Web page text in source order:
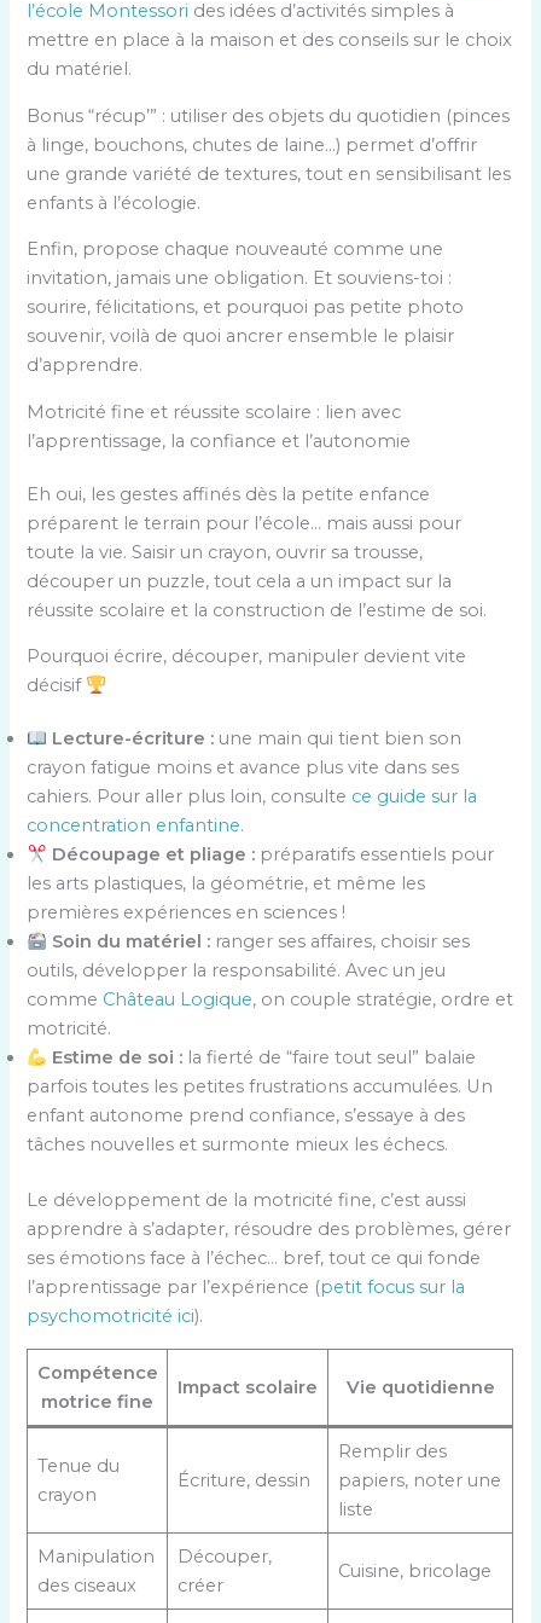
l’école Montessori des idées d’activités simples à
mettre en place à la maison et des conseils sur le choix
du matériel.
Bonus “récup’” : utiliser des objets du quotidien (pinces
à linge, bouchons, chutes de laine…) permet d’offrir
une grande variété de textures, tout en sensibilisant les
enfants à l’écologie.
Enfin, propose chaque nouveauté comme une
invitation, jamais une obligation. Et souviens-toi :
sourire, félicitations, et pourquoi pas petite photo
souvenir, voilà de quoi ancrer ensemble le plaisir
d’apprendre.
Motricité fine et réussite scolaire : lien avec
l’apprentissage, la confiance et l’autonomie
Eh oui, les gestes affinés dès la petite enfance
préparent le terrain pour l’école… mais aussi pour
toute la vie. Saisir un crayon, ouvrir sa trousse,
découper un puzzle, tout cela a un impact sur la
réussite scolaire et la construction de l’estime de soi.
Pourquoi écrire, découper, manipuler devient vite
décisif
Lecture-écriture : une main qui tient bien son
crayon fatigue moins et avance plus vite dans ses
cahiers. Pour aller plus loin, consulte ce guide sur la
concentration enfantine.
Découpage et pliage : préparatifs essentiels pour
les arts plastiques, la géométrie, et même les
premières expériences en sciences !
Soin du matériel : ranger ses affaires, choisir ses
outils, développer la responsabilité. Avec un jeu
comme Château Logique, on couple stratégie, ordre et
motricité.
Estime de soi : la fierté de “faire tout seul” balaie
parfois toutes les petites frustrations accumulées. Un
enfant autonome prend confiance, s’essaye à des
tâches nouvelles et surmonte mieux les échecs.
Le développement de la motricité fine, c’est aussi
apprendre à s’adapter, résoudre des problèmes, gérer
ses émotions face à l’échec… bref, tout ce qui fonde
l’apprentissage par l’expérience (petit focus sur la
psychomotricité ici).
Compétence
motrice fine
Impact scolaire Vie quotidienne
Tenue du
crayon
Écriture, dessin
Remplir des
papiers, noter une
liste
Manipulation
des ciseaux
Découper,
créer
Cuisine, bricolage